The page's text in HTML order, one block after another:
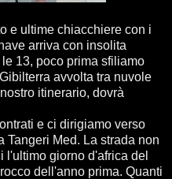
e ultime chiacchiere con i
arriva con insolita
13, poco prima sfiliamo
avvolta tra nuvole
itinerario, dovrà
e ci dirigiamo verso
Tangeri Med. La strada non
l'ultimo giorno d'africa del
dell'anno prima. Quanti